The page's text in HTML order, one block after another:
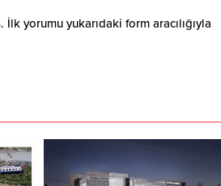
İlk yorumu yukarıdaki form aracılığıyla